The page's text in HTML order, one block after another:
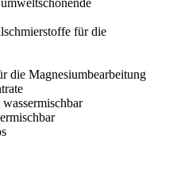
für die
die Magnesiumbearbeitung